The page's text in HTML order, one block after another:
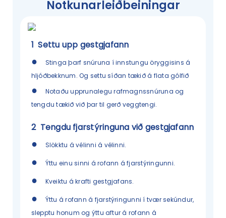
Notkunarleiðbeiningar
1 Settu upp gestgjafann
●
Stinga þarf snúruna í innstungu öryggisins á
hljóðbekknum. Og settu síðan tækið á flata gólfið
●
Notaðu upprunalegu rafmagnssnúruna og
tengdu tækið við þar til gerð veggtengi.
2 Tengdu fjarstýringuna við gestgjafann
● Slökktu á vélinni á vélinni.
● Ýttu einu sinni á rofann á fjarstýringunni.
● Kveiktu á krafti gestgjafans.
●
Ýttu á rofann á fjarstýringunni í tvær sekúndur,
slepptu honum og ýttu aftur á rofann á